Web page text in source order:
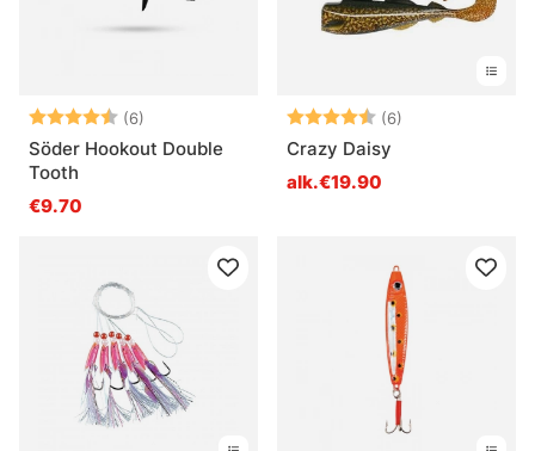
Arvio: (6)
4.2 5:sta tähdestä
Söder Hookout Double
Tooth
€9.70
Arvio: (6)
Crazy Daisy
alk.€19.90